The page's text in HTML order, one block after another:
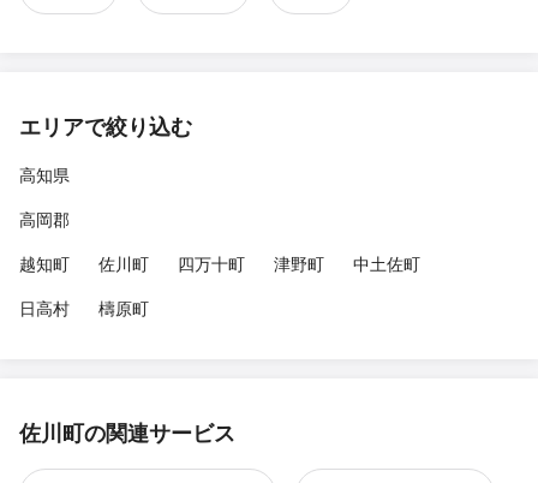
エリアで絞り込む
高知県
高岡郡
越知町
佐川町 四万十町 津野町
中土佐町
日高村
檮原町
佐川町の関連サービス